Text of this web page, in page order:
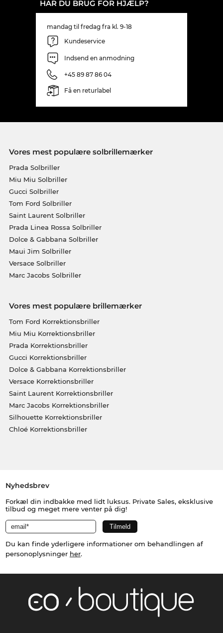
HAR DU BRUG FOR HJÆLP?
mandag til fredag fra kl. 9-18
Kundeservice
Indsend en anmodning
+45 89 87 86 04
Få en returlabel
Vores mest populære solbrillemærker
Prada Solbriller
Miu Miu Solbriller
Gucci Solbriller
Tom Ford Solbriller
Saint Laurent Solbriller
Prada Linea Rossa Solbriller
Dolce & Gabbana Solbriller
Maui Jim Solbriller
Versace Solbriller
Marc Jacobs Solbriller
Vores mest populære brillemærker
Tom Ford Korrektionsbriller
Miu Miu Korrektionsbriller
Prada Korrektionsbriller
Gucci Korrektionsbriller
Dolce & Gabbana Korrektionsbriller
Versace Korrektionsbriller
Saint Laurent Korrektionsbriller
Marc Jacobs Korrektionsbriller
Silhouette Korrektionsbriller
Chloé Korrektionsbriller
Nyhedsbrev
Forkæl din indbakke med lidt luksus. Private Sales, eksklusive
tilbud og meget mere venter på dig!
Du kan finde yderligere informationer om behandlingen af
personoplysninger her.